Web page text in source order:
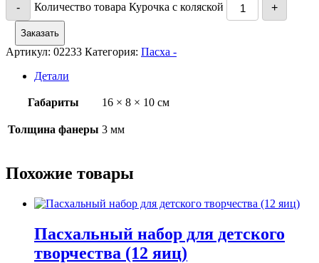
- Количество товара Курочка с коляской +
Заказать
Артикул: 02233 Категория: Пасха -
Детали
Габариты 16 × 8 × 10 см
Толщина фанеры 3 мм
Похожие товары
Пасхальный набор для детского
творчества (12 яиц)